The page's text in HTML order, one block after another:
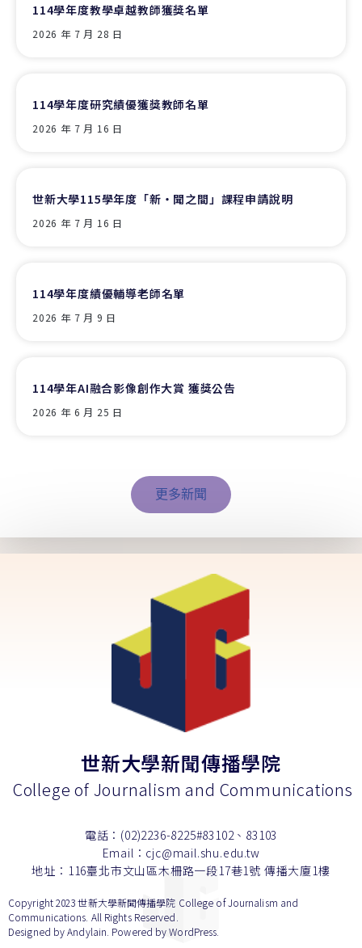
114學年度教學卓越教師獲獎名單
2026 年 7 月 28 日
114學年度研究績優獲獎教師名單
2026 年 7 月 16 日
世新大學115學年度「新‧聞之間」課程申請說明
2026 年 7 月 16 日
114學年度績優輔導老師名單
2026 年 7 月 9 日
114學年AI融合影像創作大賞 獲獎公告
2026 年 6 月 25 日
更多新聞
世新大學新聞傳播學院
College of Journalism and Communications
電話：(02)2236-8225#83102、83103
Email：cjc@mail.shu.edu.tw
地址：116臺北市文山區木柵路一段17巷1號 傳播大廈1樓
Copyright 2023 世新大學新聞傳播學院 College of Journalism and
Communications. All Rights Reserved.
Designed byAndylain . Powered by WordPress.